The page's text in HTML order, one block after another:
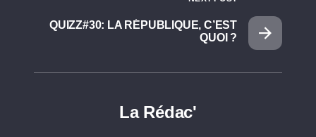
QUIZZ#30: LA RÉPUBLIQUE, C’EST
QUOI ?
La Rédac'